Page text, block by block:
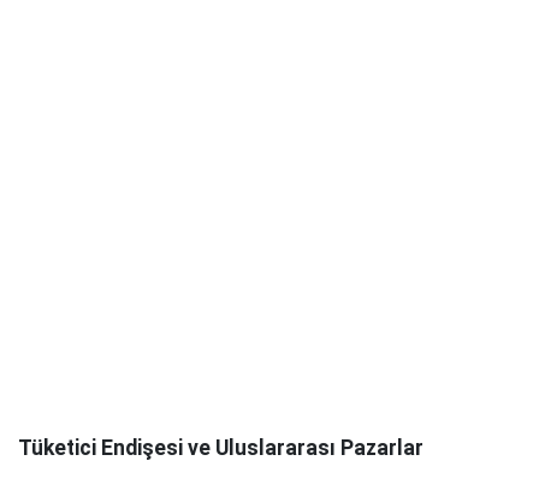
Tüketici Endişesi ve Uluslararası Pazarlar